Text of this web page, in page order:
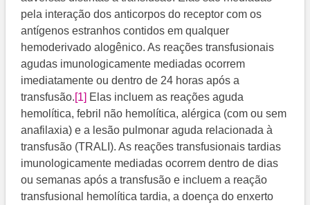
pela interação dos anticorpos do receptor com os
antígenos estranhos contidos em qualquer
hemoderivado alogênico. As reações transfusionais
agudas imunologicamente mediadas ocorrem
imediatamente ou dentro de 24 horas após a
transfusão.[1] ​ Elas incluem as reações aguda
hemolítica, febril não hemolítica, alérgica (com ou sem
anafilaxia) e a lesão pulmonar aguda relacionada à
transfusão (TRALI). As reações transfusionais tardias
imunologicamente mediadas ocorrem dentro de dias
ou semanas após a transfusão e incluem a reação
transfusional hemolítica tardia, a doença do enxerto